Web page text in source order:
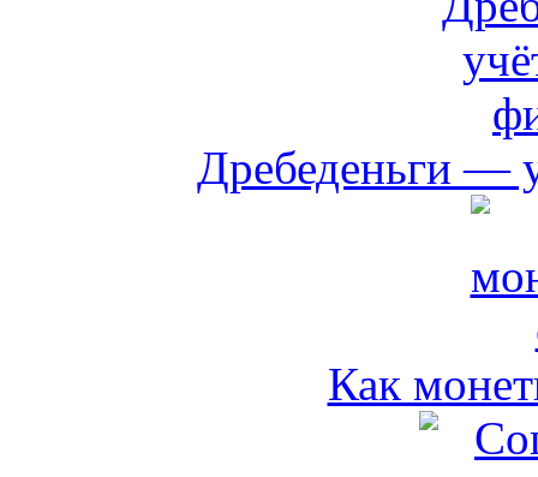
Дребеденьги —
Как